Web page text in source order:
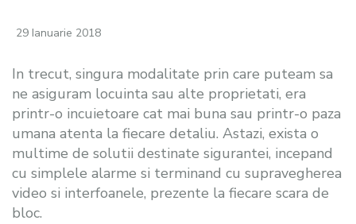
29 Ianuarie 2018
In trecut, singura modalitate prin care puteam sa
ne asiguram locuinta sau alte proprietati, era
printr-o incuietoare cat mai buna sau printr-o paza
umana atenta la fiecare detaliu. Astazi, exista o
multime de solutii destinate sigurantei, incepand
cu simplele alarme si terminand cu supravegherea
video si interfoanele, prezente la fiecare scara de
bloc.